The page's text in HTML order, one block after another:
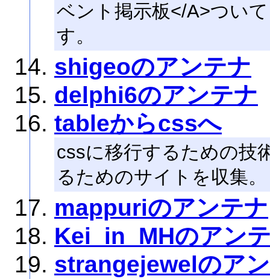
ベント掲示板</A>つい
す。
shigeoのアンテナ
delphi6のアンテナ
tableからcssへ
cssに移行するための技
るためのサイトを収集。
mappuriのアンテナ
Kei_in_MHのアン
strangejewelのア